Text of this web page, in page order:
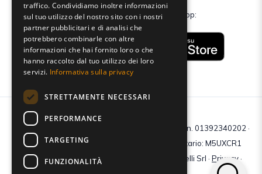
Scarica gratuitamente la nostra app:
C.F e P.IVA: 01392340202 · Reg.Imp. di Mantova: n. 01392340202 ·
Capitale sociale € 210.400 i.v. · Codice destinatario: M5UXCR1
© 2026 Tutti i diritti riservati · Centro Studi Castelli Srl · Privacy·
traffico. Condividiamo inoltre informazioni
sul tuo utilizzo del nostro sito con i nostri
partner pubblicitari e di analisi che
potrebbero combinarle con altre
informazioni che hai fornito loro o che
hanno raccolto dal tuo utilizzo dei loro
servizi. Informativa sulla privacy
STRETTAMENTE NECESSARI
PERFORMANCE
TARGETING
FUNZIONALITÀ